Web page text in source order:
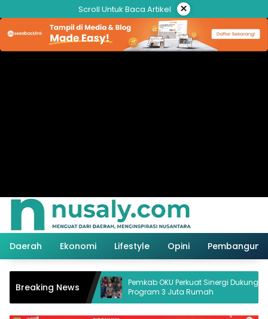
ke
konten
Scroll Untuk Baca Artikel ×
Daerah Ekonomi Lifestyle Opini
Breaking News
Desak
Pemkab OKU Perkuat Sinergi Dukung
Program 3 Juta Rumah